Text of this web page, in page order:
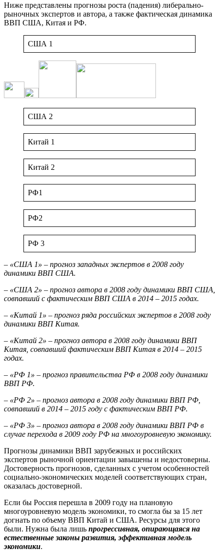
Ниже представлены прогнозы роста (падения) либерально-
рыночных экспертов и автора, а также фактическая динамика
ВВП США, Китая и РФ.
США 1
США 2
Китай 1
Китай 2
РФ1
РФ2
РФ 3
– «США 1» – прогноз западных экспертов в 2008 году
динамики ВВП США.
– «США 2» – прогноз автора в 2008 году динамики ВВП США,
совпавший с фактическим ВВП США в 2014 – 2015 годах.
– «Китай 1» – прогноз ряда российских экспертов в 2008 году
динамики ВВП Китая.
– «Китай 2» – прогноз автора в 2008 году динамики ВВП
Китая, совпавший фактическим ВВП Китая в 2014 – 2015
годах.
– «РФ 1» – прогноз правительства РФ в 2008 году динамики
ВВП РФ.
– «РФ 2» – прогноз автора в 2008 году динамики ВВП РФ,
совпавший в 2014 – 2015 году с фактическим ВВП РФ.
– «РФ 3» – прогноз автора в 2008 году динамики ВВП РФ в
случае перехода в 2009 году РФ на многоуровневую экономику.
Прогнозы динамики ВВП зарубежных и российских
экспертов рыночной ориентации завышены и недостоверны.
Достоверность прогнозов, сделанных с учетом особенностей
социально-экономических моделей соответствующих стран,
оказалась достоверной.
Если бы Россия перешла в 2009 году на плановую
многоуровневую модель экономики, то смогла бы за 15 лет
догнать по объему ВВП Китай и США. Ресурсы для этого
были. Нужна была лишь прогрессивная, опирающаяся на
естественные законы развития, эффективная модель
экономики.